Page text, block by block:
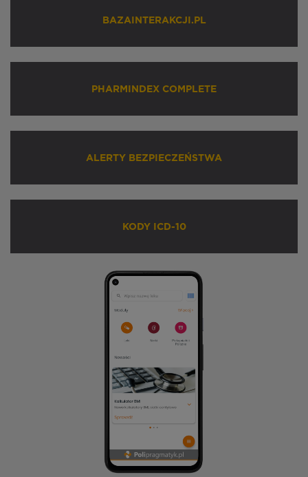
BAZAINTERAKCJI.PL
PHARMINDEX COMPLETE
ALERTY BEZPIECZEŃSTWA
KODY ICD-10